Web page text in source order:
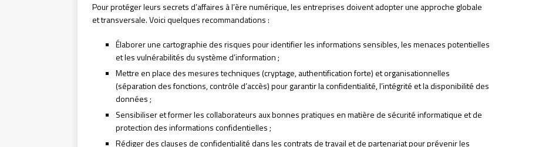
Pour protéger leurs secrets d’affaires à l’ère numérique, les entreprises doivent adopter une approche globale
et transversale. Voici quelques recommandations :
Élaborer une cartographie des risques pour identifier les informations sensibles, les menaces potentielles
et les vulnérabilités du système d’information ;
Mettre en place des mesures techniques (cryptage, authentification forte) et organisationnelles
(séparation des fonctions, contrôle d’accès) pour garantir la confidentialité, l’intégrité et la disponibilité des
données ;
Sensibiliser et former les collaborateurs aux bonnes pratiques en matière de sécurité informatique et de
protection des informations confidentielles ;
Rédiger des clauses de confidentialité dans les contrats de travail et de partenariat pour prévenir les